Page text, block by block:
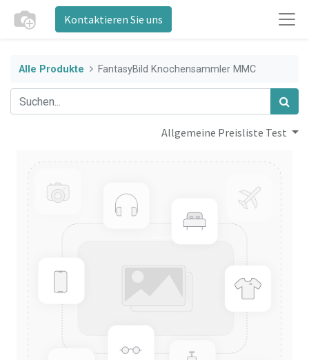
Kontaktieren Sie uns
Alle Produkte FantasyBild Knochensammler MMC
Allgemeine Preisliste Test